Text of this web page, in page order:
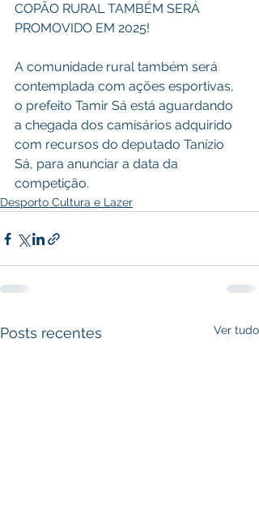
COPÃO RURAL TAMBÉM SERÁ
PROMOVIDO EM 2025!
A comunidade rural também será
contemplada com ações esportivas,
o prefeito Tamir Sá está aguardando
a chegada dos camisários adquirido
com recursos do deputado Tanízio
Sá, para anunciar a data da
competição.
Desporto Cultura e Lazer
Posts recentes Ver tudo